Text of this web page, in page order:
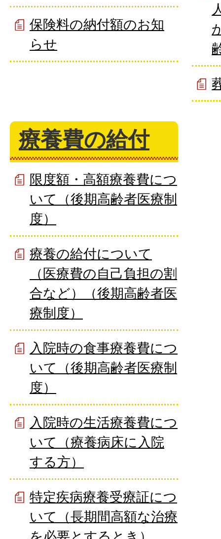
保険料の納付額のお知
らせ
療養費の給付
限度額・高額療養費につ
いて（後期高齢者医療制
度）
療養の給付について
（医療費の自己負担の割
合など）（後期高齢者医
療制度）
入院時の食事療養費につ
いて（後期高齢者医療制
度）
入院時の生活療養費につ
いて（療養病床に入院
する方）
特定疾病療養受療証につ
いて（長期間高額な治療